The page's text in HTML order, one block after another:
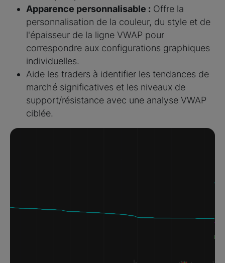
Apparence personnalisable : Offre la
personnalisation de la couleur, du style et de
l'épaisseur de la ligne VWAP pour
correspondre aux configurations graphiques
individuelles.
Aide les traders à identifier les tendances de
marché significatives et les niveaux de
support/résistance avec une analyse VWAP
ciblée.